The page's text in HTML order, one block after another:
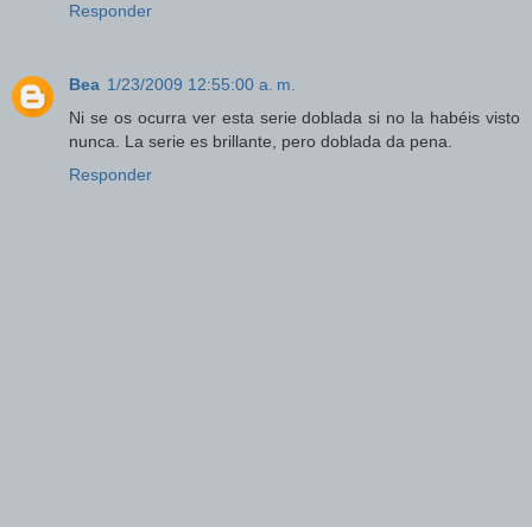
Responder
Bea 1/23/2009 12:55:00 a. m.
Ni se os ocurra ver esta serie doblada si no la habéis visto
nunca. La serie es brillante, pero doblada da pena.
Responder